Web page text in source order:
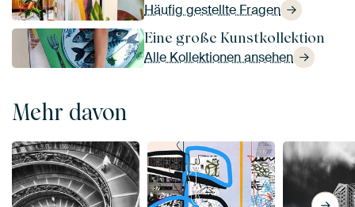
Häufig gestellte Fragen
Eine große Kunstkollektion
Alle Kollektionen ansehen
Mehr davon